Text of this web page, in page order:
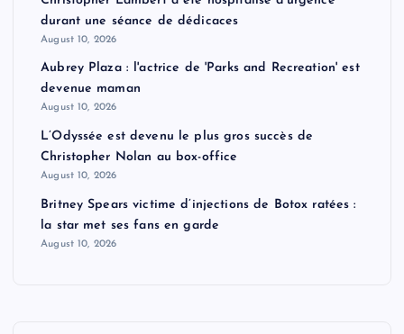
durant une séance de dédicaces
August 10, 2026
Aubrey Plaza : l'actrice de 'Parks and Recreation' est
devenue maman
August 10, 2026
L’Odyssée est devenu le plus gros succès de
Christopher Nolan au box-office
August 10, 2026
Britney Spears victime d’injections de Botox ratées :
la star met ses fans en garde
August 10, 2026